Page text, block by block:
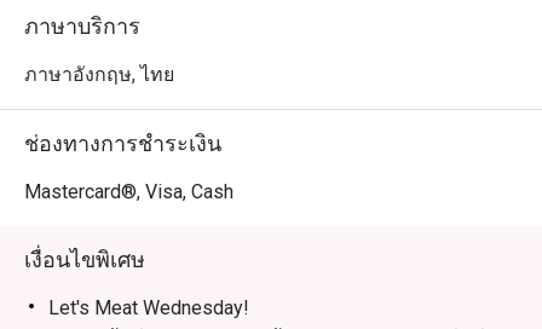
เวลา: 18:00 – 22:00 | ราคา: 890 บาทสุทธิ/ท่าน
เด็กอายุ 4–12 ปี: ลด 50% | เด็กอายุต่ำกว่า 4 ปี: ฟรี
ยกระดับสุดสัปดาห์ของคุณกับบุฟเฟ่ต์ซีฟู้ดสุดยิ่งใหญ่ ไฮไลท์
รวมถึงถาดซีฟู้ดออนไอซ์ เช่น กั้งล็อบสเตอร์ หอยนางรม นำ
เข้าฝรั่งเศส กุ้งแม่น้ำ และซาชิมิญี่ปุ่น พร้อมสลัด ซุป และ
ให้ลิ้มลอง
เวลา: 18:00 – 22:00 | ราคา: 1,390 บาทสุทธิ/ท่าน
เด็กอายุ 4–12 ปี: ลด 50% | เด็กอายุต่ำกว่า 4 ปี: ฟรี
ภาษาบริการ
ภาษาอังกฤษ, ไทย
ช่องทางการชำระเงิน
Mastercard®, Visa, Cash
เงื่อนไขพิเศษ
Let's Meat Wednesday!